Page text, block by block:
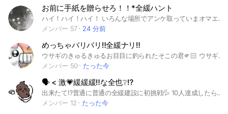
お前に手紙を贈らせろ！！*全緩ハント
ハイ！ハイ！ハイ！ いろんな場所でアンケ取っていまオマエらが1番求めてるような全緩を作っちゃいましタ！！ 全意見を取り入れられた訳じゃないけどだいぶアツい規則ができた、ゾ❣️ 〈規則〉 NG 同顔、掛け持ち、折(創作)、度が過ぎる誹謗中傷、三次元也(二次元の姿見がある場合は可) OK ハント、ライブトーク、絵文字、顔文字、CC…etc 〈ハントについて〉 簡単に言えば 好きな相手へのお手紙を匿名ボックスにin！その後は表で愛を込めた告白を！！ みたいな流れになるかな、中で詳しい説明があるからそっちみて！！大体は上記みたいなカンジ！ 〈最後に〉 ごめんバリバリ雰囲気詐欺だと思う😩︎💕︎すご〜く緩いので気軽にきてネ😉 協力してくれたヤツはありがちょ❣️ 2026:2/20 設立！ #全緩 #ハント #nrkr #エイトリ #フラメモ #あんスタ #アイナナ #原神 #スタレ #ビバレン #トキホリ #ノクブ #にじさんじ #ホロライブ #ヒロアカ #ナナナン #鬼滅の刃 #バンドリ #まほやく #mhyo #魔法使いの約束 #妖はじ #JOJO #呪術廻戦 #銀魂 #エリオス #ブレマイ #ミルグラム #ダンガンロンパ #ダンロン #まのさば #エイステ #ゾンステ #とぅるりぷ #東方 #ハンドレ #
メンバー 57
24 分前
めっちゃバリバリ‼️全緩ナリ‼️
ウサギのきゅるきゅるお目目に釣られたそこの君🫵🏻 ウサギに釣られちゃうなんてセンスいいね‼️ とりあえず𝑩𝑼𝑪𝑯𝑼💋💋 ねぇここ入りたい❓ 入りたいよねそーだよね知ってたーーー‼️ とりあえず簡単なるーる‼️ 掛け持ち 、 折 が ❌ それ以外は基本 ⭕️ 治安が良くて管理さんを慕ってくれる可愛い子が来てくれたら嬉しいな🥰 ライトとかイベントじゃんじゃかするつもりだからそーゆーの好きな子必見‼️ 管理は楽しくみんなで仲良くしたいです🫶🏻 それとここの管理さん寂しがり屋だからすぐかまってかまってメンしちゃうけどそこもご愛嬌って事で許してくれる激メロちゃんだけ入っておいでね💕︎ 一度でいいからどんちゃん騒ぎしてくれるオプが作りたいんだ😖 とりあえず年内100人越え‼️ タグ #鬼滅 #呪術廻戦 #葬送のフリーレン #アオのハコ #推しの子 #じばしょ #H×H #ワンピース #極楽街 #お姉ちゃんの翠くん #メガネ、時々、ヤンキーくん #ヒロアカ #2434 #実況者 #チェンソーマン #進撃 #ダンダダン #SPY×FAMILY #ポケモン #恋まや #多聞くん今どっち！？ #桃源暗鬼 #らんま1/2 #NANA #ハイキュー #原神 #ジブリ #ディズニー #うるわしの宵の月 #殺戮の天使 #暗殺教室 #サカモトデイズ #春の嵐とモンスター #ホタルの嫁入り #妖怪ウォッチ #東リベ #薫る花は凛と咲く #不可抗力のILoveYou #君に届け #マリッジトキシン #花秘める君のメテオール #リゼロ #エイステ #少女漫画 #ツイステ #魔入間 #東方 #GTO #ミルサブ #ホロライブ #エヴァ #プロセカ #NARUTO #キングダム #特撮 #3次元 #薬屋のひとりごと #賭ケグルイ #宝石の国 #斉Ψ #コナン #プリキュア #銀魂 #ジョジョ #約ネバ #今日俺 #ガチアクタ #セーラームーン #ドクスト #ホリミヤ #超かぐや #東京エイリアンズ #ブルロ #文スト #転スラ #正反対な君と僕 #アメデジ #幽白 #也 #全也 #全緩 #nrkr #なりきり なう(2026/08/03 18:02:30)
メンバー 50
たった今
🗣 < 激‪‪💗緩緩緩‼️な全也❔‪⁉️
出来たて⁉️普通に普通の全緩建設に初挑戦💦 10人達成したらライト💡も高頻度でするし暇な時は絵チャ🎨開きまつ‼️‼️ 更に増えたら様ゲ、人狼、仮カプ等も✨ 暇で暇で仕方ない‼️って方は大歓迎 ルールは緩めだから地雷が沢山ある人は回れ右かも🙂‍↕️ ️⭕️ 同顔 派生 CC （ 無言 短期 ） スタンプ 画像 ライト 絵チャ 空白 漢字 厨 イベント 2次元 3次元 折 絵文字 顔文字 ❌ 荒らし 動画 ボイメ tag #激緩 #緩也 #nrkr I know #ハズビン #HazbinHtel #ヘルヴァ #エイステ #alienstage #zombiestage #ランフレン #RANFREN #ミルサブ #ミルキーサブウェイ #ドクスト #Dr.STONE #鬼滅 #KMT #進撃の巨人 #AOT #約ネバ #えぶりでいホスト #えぶホス #東京リベンジャーズ #東リべ #文スト #BSD #ちいかわ #アメデジ #ライチ光クラブ #みいちゃんと山田さん #ドキドキ文芸部 #アドベンチャータイム #モブサイコ #ディズニー #ジブリ #マウスウォッシング #オシャレになりたいピーナッツくん #風と木の詩 #plotアニメ #カレコレ #ヤルミナ #トイストーリー #ミギとダリ #都のオワリですチャンネル #光が死んだ夏 他 #忘却バッテリー #実況者 #日常組 #らっだぁ運営 #wrwrd #ホロライブ #ブルーロック #ハイキュー #チェンソーマン #JUJU魔入間 #桜蘭高校ホスト部 #メダリスト #ハッターズ! #暗殺教室 #極楽街 #ファントムバスターズぼっち・ざ・ろっく! #JOJO #プロセカ #バンドリ! #学マス #あんスタ #ヒロインズ #MGA #芸人 #イナイレ #ガチアクタ #桃源暗鬼 #銀魂 #HUNTER×HUNTER DEATHNOTE #プリキュア #アイカツ! #東方Project #MIU404 #ドラマ #原神#崩壊・スターレイル
メンバー 12
たった今